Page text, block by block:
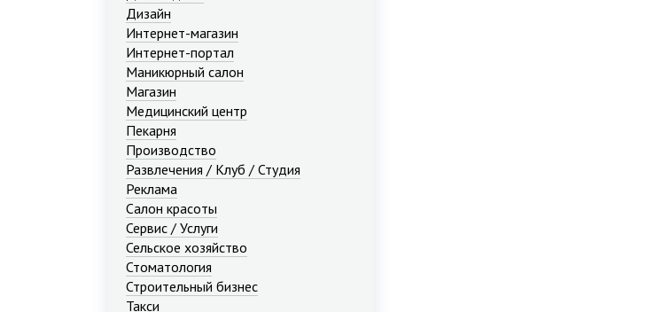
Дизайн
Интернет-магазин
Интернет-портал
Маникюрный салон
Магазин
Медицинский центр
Пекарня
Производство
Развлечения / Клуб / Студия
Реклама
Салон красоты
Сервис / Услуги
Сельское хозяйство
Стоматология
Строительный бизнес
Такси